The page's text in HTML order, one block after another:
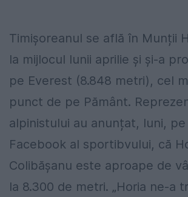
Timișoreanul se află în Munții
la mijlocul lunii aprilie și și-a
pe Everest (8.848 metri), cel
punct de pe Pământ.
alpinistului au anunțat, luni,
Facebook al sportibvului, că
Colibășanu este aproape de
la 8.300 de metri. „Horia ne-a